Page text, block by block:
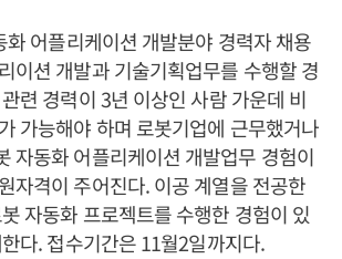
어플리케이션 개발분야 경력자 채용
이션 개발과 기술기획업무를 수행할 경
련 경력이 3년 이상인 사람 가운데 비
가능해야 하며 로봇기업에 근무했거나
자동화 어플리케이션 개발업무 경험이
자격이 주어진다. 이공 계열을 전공한
자동화 프로젝트를 수행한 경험이 있
다. 접수기간은 11월2일까지다.